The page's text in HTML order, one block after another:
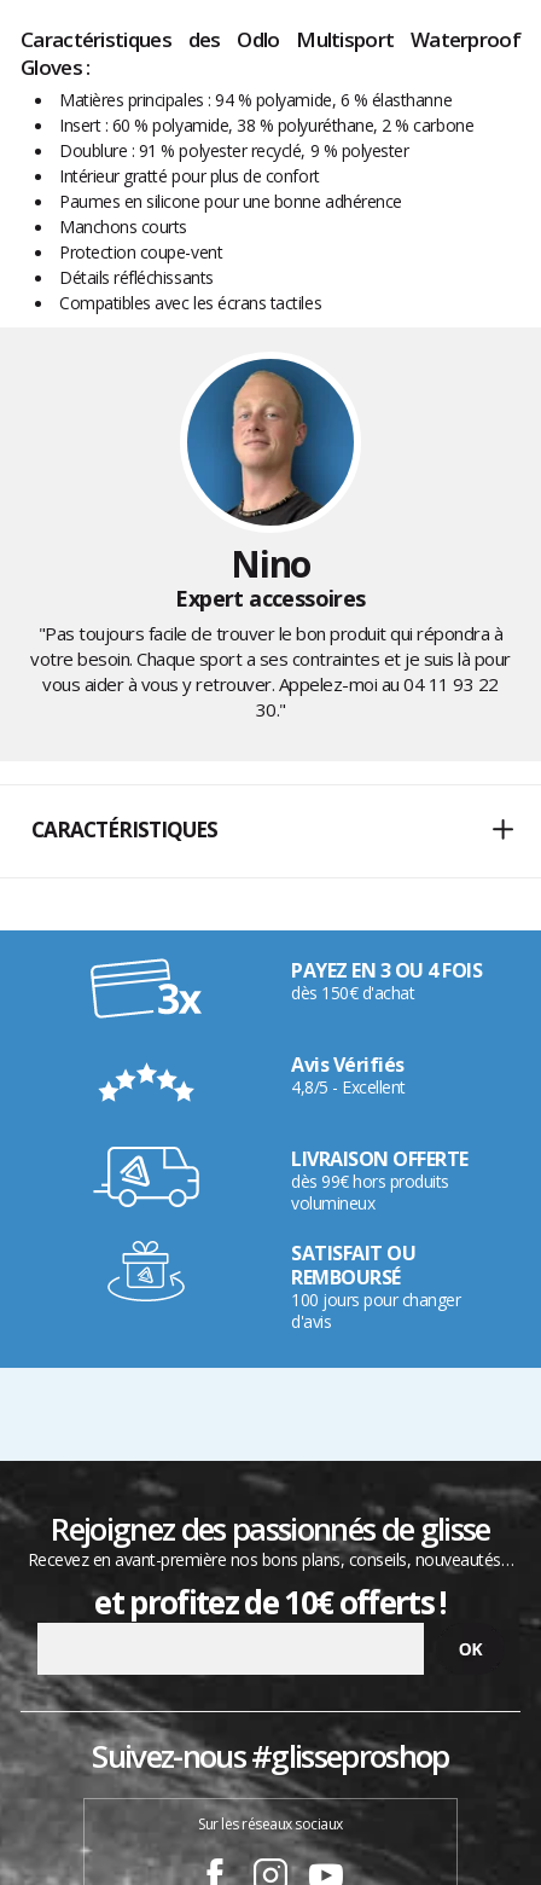
Caractéristiques des Odlo Multisport Waterproof
Gloves :
Matières principales : 94 % polyamide, 6 % élasthanne
Insert : 60 % polyamide, 38 % polyuréthane, 2 % carbone
Doublure : 91 % polyester recyclé, 9 % polyester
Intérieur gratté pour plus de confort
Paumes en silicone pour une bonne adhérence
Manchons courts
Protection coupe-vent
Détails réfléchissants
Compatibles avec les écrans tactiles
Nino
Expert accessoires
"Pas toujours facile de trouver le bon produit qui répondra à
votre besoin. Chaque sport a ses contraintes et je suis là pour
vous aider à vous y retrouver. Appelez-moi au04 11 93 22
30."
CARACTÉRISTIQUES
PAYEZ EN 3 OU 4 FOIS
dès 150€ d'achat
Avis Vérifiés
4,8/5 - Excellent
LIVRAISON OFFERTE
dès 99€ hors produits
volumineux
SATISFAIT OU
REMBOURSÉ
100 jours pour changer
d'avis
Rejoignez des passionnés de glisse
Recevez en avant-première nos bons plans, conseils, nouveautés…
et profitez de 10€ offerts !
Suivez-nous #glisseproshop
Sur les réseaux sociaux